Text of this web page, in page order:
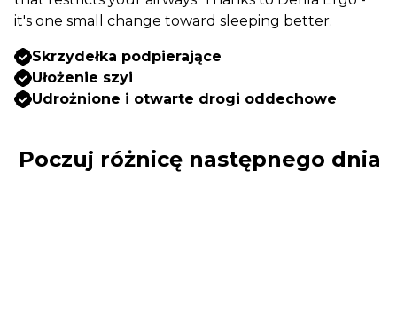
it's one small change toward sleeping better.
Skrzydełka podpierające
Ułożenie szyi
Udrożnione i otwarte drogi oddechowe
Poczuj różnicę następnego dnia